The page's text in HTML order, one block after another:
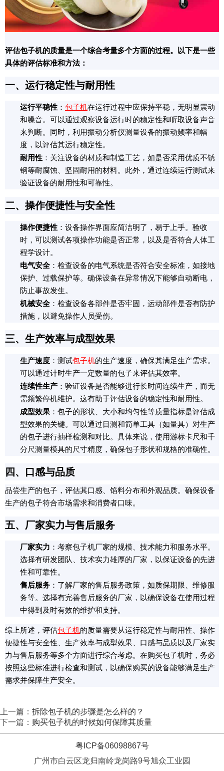
评估包子机的质量是一个综合考量多个方面的过程。以下是一些
具体的评估标准和方法：
一、运行稳定性与耐用性
运行平稳性 ： 包子机在运行过程中应保持平稳，无明显震动
和噪音。可以通过观察设备运行时的稳定性和听取设备声音
来判断。同时，利用振动分析仪测量设备的振动频率和幅
度，以评估其运行稳定性。
耐用性 ：关注设备的材质和制造工艺，如是否采用优质不锈
钢等耐腐蚀、坚固耐用的材料。此外，通过连续运行测试来
验证设备的耐用性和可靠性。
二、操作便捷性与安全性
操作便捷性 ：设备操作界面应简洁明了，易于上手。验收
时，可以测试各项操作功能是否正常，以及是否符合人体工
程学设计。
电气安全：检查设备的电气系统是否符合安全标准，如接地
保护、过载保护等。确保设备在异常情况下能够自动断电，
防止事故发生。
机械安全：检查设备各部件是否牢固，运动部件是否有防护
措施，以避免操作人员受伤。
三、生产效率与成型效果
生产速度 ：测试包子机的生产速度，确保其满足生产需求。
可以通过计时生产一定数量的包子来评估其效率。
连续性生产 ：验证设备是否能够进行长时间连续生产，而无
需频繁停机维护。这有助于评估设备的稳定性和耐用性。
成型效果 ：包子的形状、大小和均匀性等质量指标是评估成
型效果的关键。可以通过目测和简单工具（如量具）对生产
的包子进行抽样检测和对比。具体来说，使用游标卡尺和千
分尺测量模具的尺寸精度，确保包子形状和规格的准确性。
四、口感与品质
品尝生产的包子，评估其口感、馅料分布和外观品质。确保设备
生产的包子符合市场需求和消费者口味。
五、厂家实力与售后服务
厂家实力 ：考察包子机厂家的规模、技术能力和服务水平。
选择有研发团队、技术实力雄厚的厂家，以保证设备的先进
性和可靠性。
售后服务 ：了解厂家的售后服务政策，如质保期限、维修服
务等。选择有完善售后服务的厂家，以确保设备在使用过程
中得到及时有效的维护和支持。
综上所述，评估包子机的质量需要从运行稳定性与耐用性、操作
便捷性与安全性、生产效率与成型效果、口感与品质以及厂家实
力与售后服务等多个方面进行综合考虑。在购买包子机时，务必
按照这些标准进行检查和测试，以确保购买的设备能够满足生产
需求并保障生产安全。
上一篇： 拆除包子机的步骤是怎么样的？
下一篇： 购买包子机的时候如何保障其质量
粤ICP备06098867号
广州市白云区龙归南岭龙岗路9号旭众工业园